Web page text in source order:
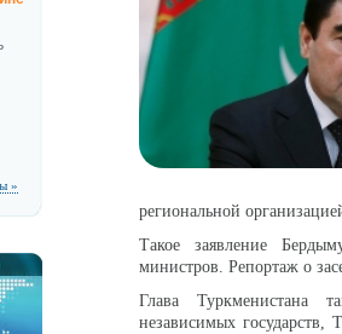
»
региональной
Такое заявление
министров. Репортаж о
Глава Туркменистана
независимых государств,